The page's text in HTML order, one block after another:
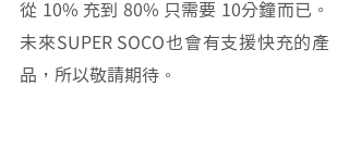
從 10% 充到 80% 只需要 10分鐘而已。
未來SUPER SOCO也會有支援快充的產
品，所以敬請期待。